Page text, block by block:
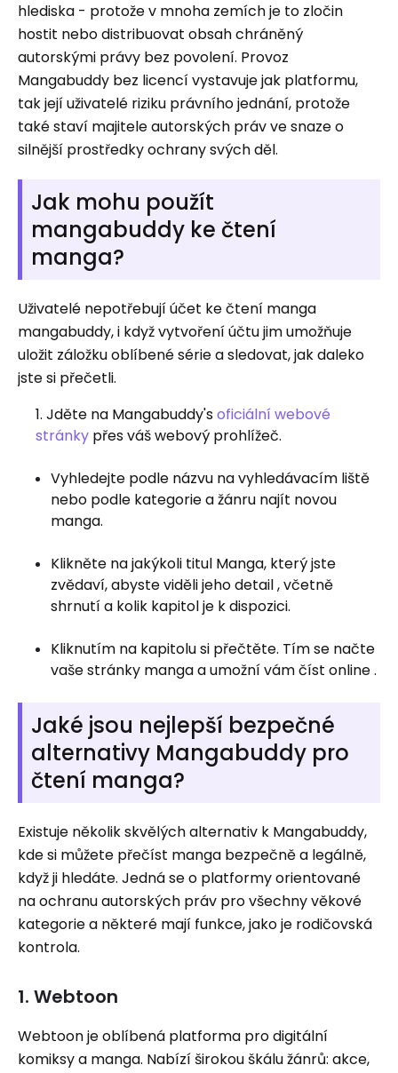
hlediska - protože v mnoha zemích je to zločin
hostit nebo distribuovat obsah chráněný
autorskými právy bez povolení. Provoz
Mangabuddy bez licencí vystavuje jak platformu,
tak její uživatelé riziku právního jednání, protože
také staví majitele autorských práv ve snaze o
silnější prostředky ochrany svých děl.
Jak mohu použít
mangabuddy ke čtení
manga?
Uživatelé nepotřebují účet ke čtení manga
mangabuddy, i když vytvoření účtu jim umožňuje
uložit záložku oblíbené série a sledovat, jak daleko
jste si přečetli.
Jděte na Mangabuddy'soficiální webové
stránky přes váš webový prohlížeč.
Vyhledejte podle názvu na vyhledávacím liště
nebo podle kategorie a žánru najít novou
manga.
Klikněte na jakýkoli titul Manga, který jste
zvědaví, abyste viděli jeho detail , včetně
shrnutí a kolik kapitol je k dispozici.
Kliknutím na kapitolu si přečtěte. Tím se načte
vaše stránky manga a umožní vám číst online .
Jaké jsou nejlepší bezpečné
alternativy Mangabuddy pro
čtení manga?
Existuje několik skvělých alternativ k Mangabuddy,
kde si můžete přečíst manga bezpečně a legálně,
když ji hledáte. Jedná se o platformy orientované
na ochranu autorských práv pro všechny věkové
kategorie a některé mají funkce, jako je rodičovská
kontrola.
1. Webtoon
Webtoon je oblíbená platforma pro digitální
komiksy a manga. Nabízí širokou škálu žánrů: akce,